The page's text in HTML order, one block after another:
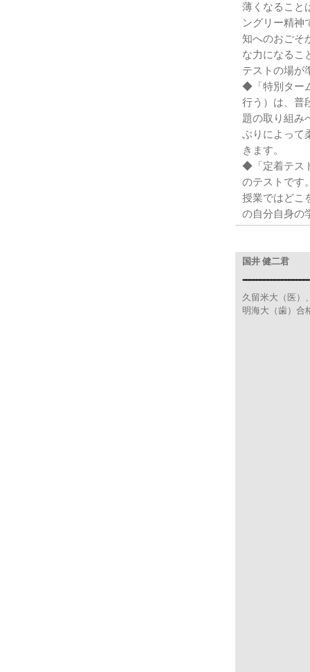
薄くなること
ングリー精神
知へのおごそ
な力になるこ
テストの場が
◆「特別ター
行う）は、普
題の取り組み
ぶりによって
きます。
◆「定着テス
のテストです
授業ではどこ
の自分自身の
国井 健二君
久留米大（医）
明海大（歯）合